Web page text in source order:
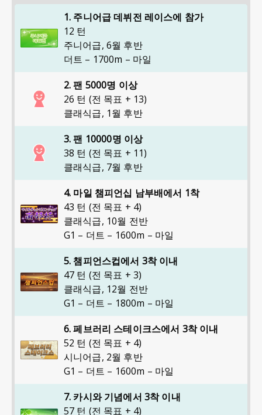
1. 주니어급 데뷔전 레이스에 참가
12 턴
주니어급, 6월 후반
더트 – 1700m – 마일
2. 팬 5000명 이상
26 턴 (전 목표 + 13)
클래식급, 1월 후반
3. 팬 10000명 이상
38 턴 (전 목표 + 11)
클래식급, 7월 후반
4. 마일 챔피언십 남부배에서 1착
43 턴 (전 목표 + 4)
클래식급, 10월 전반
G1 – 더트 – 1600m – 마일
5. 챔피언스컵에서 3착 이내
47 턴 (전 목표 + 3)
클래식급, 12월 전반
G1 – 더트 – 1800m – 마일
6. 페브러리 스테이크스에서 3착 이내
52 턴 (전 목표 + 4)
시니어급, 2월 후반
G1 – 더트 – 1600m – 마일
7. 카시와 기념에서 3착 이내
57 턴 (전 목표 + 4)